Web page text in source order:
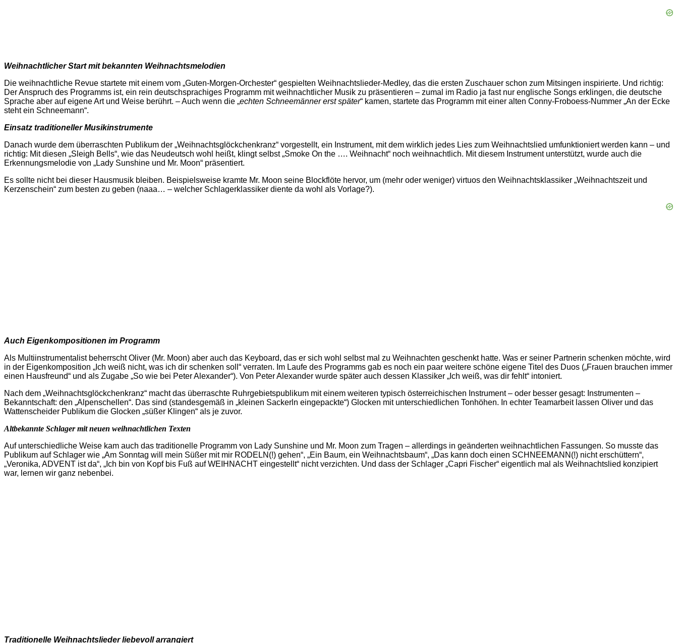
Weihnachtlicher Start mit bekannten Weihnachtsmelodien
Die weihnachtliche Revue startete mit einem vom „Guten-Morgen-Orchester“ gespielten Weihnachtslieder-Medley, das die ersten Zuschauer schon zum Mitsingen inspirierte. Und richtig:
Der Anspruch des Programms ist, ein rein deutschsprachiges Programm mit weihnachtlicher Musik zu präsentieren – zumal im Radio ja fast nur englische Songs erklingen, die deutsche
Sprache aber auf eigene Art und Weise berührt. –Auch wenn die „echten Schneemänner erst später“ kamen, startete das Programm mit einer alten Conny-Froboess-Nummer „An der Ecke
steht ein Schneemann“.
Einsatz traditioneller Musikinstrumente
Danach wurde dem überraschten Publikum der „Weihnachtsglöckchenkranz“ vorgestellt, ein Instrument, mit dem wirklich jedes Lies zum Weihnachtslied umfunktioniert werden kann – und
richtig: Mit diesen „Sleigh Bells“, wie das Neudeutsch wohl heißt, klingt selbst „Smoke On the …. Weihnacht“ noch weihnachtlich. Mit diesem Instrument unterstützt, wurde auch die
Erkennungsmelodie von „Lady Sunshine und Mr. Moon“ präsentiert.
Es sollte nicht bei dieser Hausmusik bleiben. Beispielsweise kramte Mr. Moon seine Blockflöte hervor, um (mehr oder weniger) virtuos den Weihnachtsklassiker „Weihnachtszeit und
Kerzenschein“ zum besten zu geben (naaa… – welcher Schlagerklassiker diente da wohl als Vorlage?).
Auch Eigenkompositionen im Programm
Als Multiinstrumentalist beherrscht Oliver (Mr. Moon) aber auch das Keyboard, das er sich wohl selbst mal zu Weihnachten geschenkt hatte. Was er seiner Partnerin schenken möchte, wird
in der Eigenkomposition „Ich weiß nicht, was ich dir schenken soll“ verraten. Im Laufe des Programms gab es noch ein paar weitere schöne eigene Titel des Duos („Frauen brauchen immer
einen Hausfreund“ und als Zugabe „So wie bei Peter Alexander“). Von Peter Alexander wurde später auch dessen Klassiker „Ich weiß, was dir fehlt“ intoniert.
Nach dem „Weihnachtsglöckchenkranz“ macht das überraschte Ruhrgebietspublikum mit einem weiteren typisch österreichischen Instrument – oder besser gesagt: Instrumenten –
Bekanntschaft: den „Alpenschellen“. Das sind (standesgemäß in „kleinen Sackerln eingepackte“) Glocken mit unterschiedlichen Tonhöhen. In echter Teamarbeit lassen Oliver und das
Wattenscheider Publikum die Glocken „süßer Klingen“ als je zuvor.
Altbekannte Schlager mit neuen weihnachtlichen Texten
Auf unterschiedliche Weise kam auch das traditionelle Programm von Lady Sunshine und Mr. Moon zum Tragen – allerdings in geänderten weihnachtlichen Fassungen. So musste das
Publikum auf Schlager wie „Am Sonntag will mein Süßer mit mir RODELN(!) gehen“, „Ein Baum, ein Weihnachtsbaum“, „Das kann doch einen SCHNEEMANN(!) nicht erschüttern“,
„Veronika, ADVENT ist da“, „Ich bin von Kopf bis Fuß auf WEIHNACHT eingestellt“ nicht verzichten. Und dass der Schlager „Capri Fischer“ eigentlich mal als Weihnachtslied konzipiert
war, lernen wir ganz nebenbei.
Traditionelle Weihnachtslieder liebevoll arrangiert